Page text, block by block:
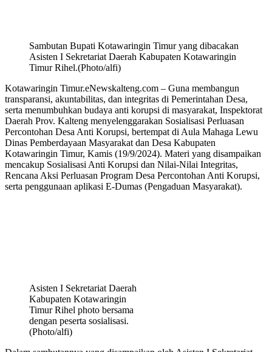
Sambutan Bupati Kotawaringin Timur yang dibacakan
Asisten I Sekretariat Daerah Kabupaten Kotawaringin
Timur Rihel.(Photo/alfi)
Kotawaringin Timur.eNewskalteng.com – Guna membangun
transparansi, akuntabilitas, dan integritas di Pemerintahan Desa,
serta menumbuhkan budaya anti korupsi di masyarakat, Inspektorat
Daerah Prov. Kalteng menyelenggarakan Sosialisasi Perluasan
Percontohan Desa Anti Korupsi, bertempat di Aula Mahaga Lewu
Dinas Pemberdayaan Masyarakat dan Desa Kabupaten
Kotawaringin Timur, Kamis (19/9/2024). Materi yang disampaikan
mencakup Sosialisasi Anti Korupsi dan Nilai-Nilai Integritas,
Rencana Aksi Perluasan Program Desa Percontohan Anti Korupsi,
serta penggunaan aplikasi E-Dumas (Pengaduan Masyarakat).
Asisten I Sekretariat Daerah
Kabupaten Kotawaringin
Timur Rihel photo bersama
dengan peserta sosialisasi.
(Photo/alfi)